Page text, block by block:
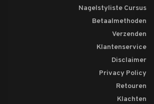
Nagelstyliste Cursus
Betaalmethoden
Verzenden
Klantenservice
Disclaimer
Privacy Policy
Retouren
Klachten